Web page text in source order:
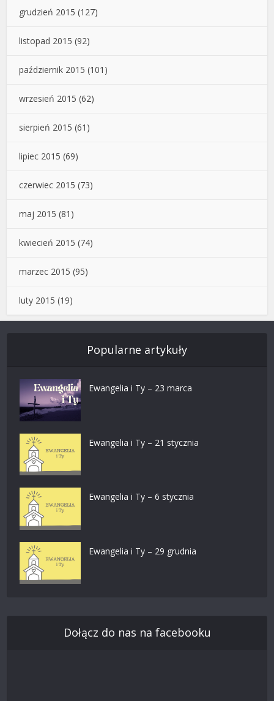
grudzień 2015 (127)
listopad 2015 (92)
październik 2015 (101)
wrzesień 2015 (62)
sierpień 2015 (61)
lipiec 2015 (69)
czerwiec 2015 (73)
maj 2015 (81)
kwiecień 2015 (74)
marzec 2015 (95)
luty 2015 (19)
Popularne artykuły
Ewangelia i Ty – 23 marca
Ewangelia i Ty – 21 stycznia
Ewangelia i Ty – 6 stycznia
Ewangelia i Ty – 29 grudnia
Dołącz do nas na facebooku